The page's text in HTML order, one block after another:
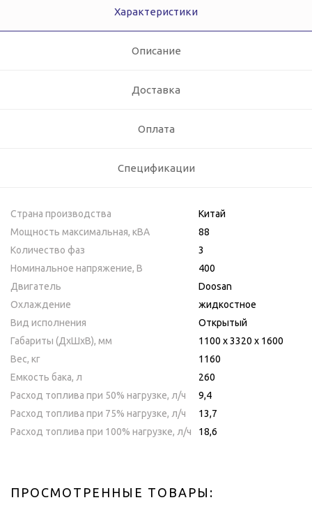
Характеристики
Описание
Доставка
Оплата
Спецификации
Страна производства
Китай
Мощность максимальная, кВA
88
Количество фаз
3
Номинальное напряжение, В
400
Двигатель
Doosan
Охлаждение
жидкостное
Вид исполнения
Открытый
Габариты (ДхШхВ), мм
1100 x 3320 x 1600
Вес, кг
1160
Емкость бака, л
260
Расход топлива при 50% нагрузке, л/ч
9,4
Расход топлива при 75% нагрузке, л/ч
13,7
Расход топлива при 100% нагрузке, л/ч
18,6
ПРОСМОТРЕННЫЕ ТОВАРЫ: